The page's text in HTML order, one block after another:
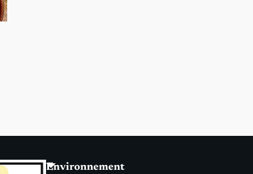
Environnement